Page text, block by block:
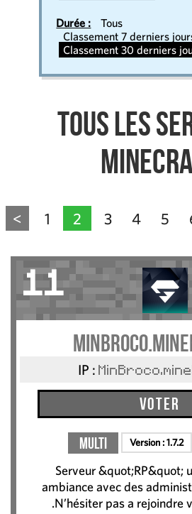
Durée :
Tous
Classement 7 derniers
Classement 30 derniers
Tous les
< 1 2 3 4 5
11
IP :
Voter
Multi Version :1.7.2
Serveur &quot;RP&quot;
ambiance avec des
.N’hésiter pas a rejoindre